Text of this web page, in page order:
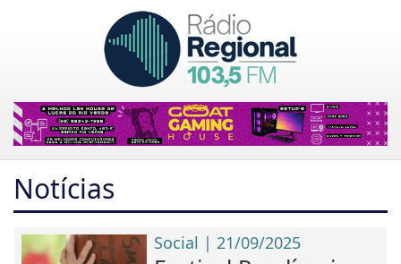
Notícias
Social | 21/09/2025